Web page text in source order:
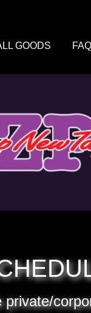
GOODS FAQ
private/